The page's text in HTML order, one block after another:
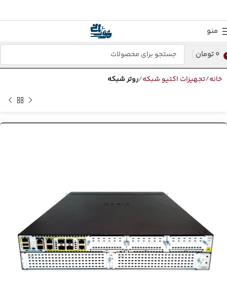
منو
0تومان
خانه تجهیزات اکتیو شبکه روتر شبکه